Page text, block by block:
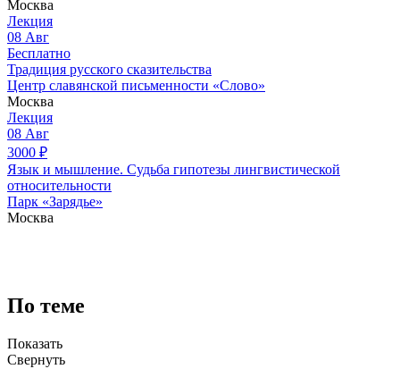
Москва
Лекция
08 Авг
Бесплатно
Традиция русского сказительства
Центр славянской письменности «Слово»
Москва
Лекция
08 Авг
3000 ₽
Язык и мышление. Судьба гипотезы лингвистической
относительности
Парк «Зарядье»
Москва
По теме
Показать
Свернуть